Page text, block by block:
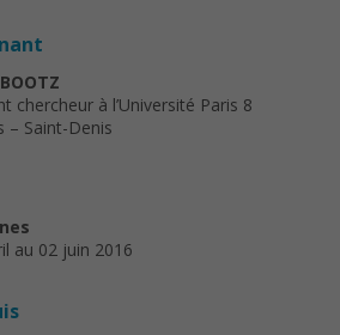
chercheur à l’Université Paris 8
– Saint-Denis
au 02 juin 2016